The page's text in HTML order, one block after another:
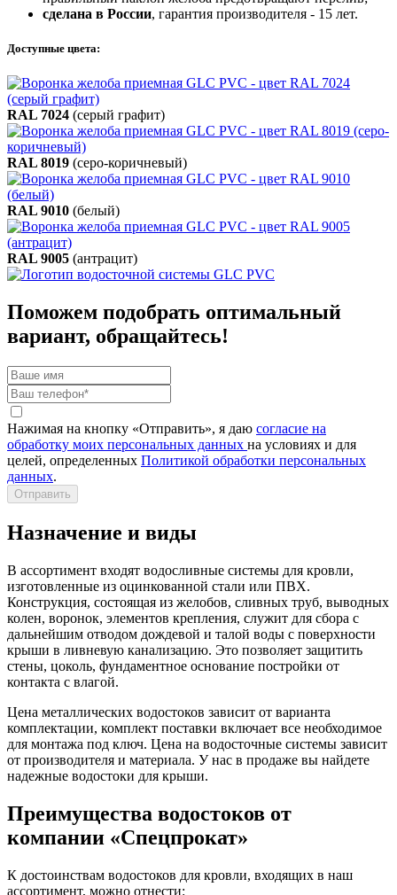
сделана в России, гарантия производителя - 15 лет.
Доступные цвета:
RAL 7024 (серый графит)
RAL 8019 (серо-коричневый)
RAL 9010 (белый)
RAL 9005 (антрацит)
Поможем подобрать оптимальный
вариант, обращайтесь!
Нажимая на кнопку «Отправить», я даю согласие на
обработку моих персональных данных на условиях и для
целей, определенных Политикой обработки персональных
данных.
Отправить
Назначение и виды
В ассортимент входят водосливные системы для кровли,
изготовленные из оцинкованной стали или ПВХ.
Конструкция, состоящая из желобов, сливных труб, выводных
колен, воронок, элементов крепления, служит для сбора с
дальнейшим отводом дождевой и талой воды с поверхности
крыши в ливневую канализацию. Это позволяет защитить
стены, цоколь, фундаментное основание постройки от
контакта с влагой.
Цена металлических водостоков зависит от варианта
комплектации, комплект поставки включает все необходимое
для монтажа под ключ. Цена на водосточные системы зависит
от производителя и материала. У нас в продаже вы найдете
надежные водостоки для крыши.
Преимущества водостоков от
компании «Спецпрокат»
К достоинствам водостоков для кровли, входящих в наш
ассортимент, можно отнести: